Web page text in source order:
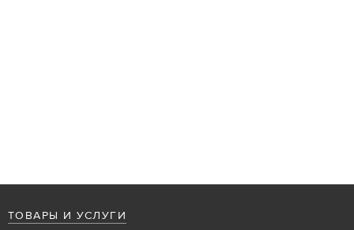
ТОВАРЫ И УСЛУГИ